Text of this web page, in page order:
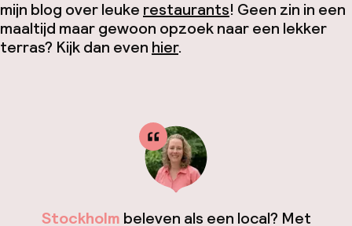
mijn blog over leuke restaurants! Geen zin in een
maaltijd maar gewoon opzoek naar een lekker
terras? Kijk dan even hier.
Stockholm beleven als een local? Met